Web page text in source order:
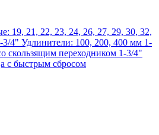
19, 21, 22, 23, 24, 26, 27, 29, 30, 32,
4" Удлинители: 100, 200, 400 мм 1-
скользящим переходником 1-3/4"
с быстрым сбросом